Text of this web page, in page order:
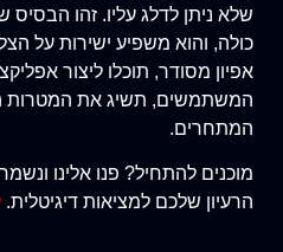
שלא ניתן לדלג עליו. זהו הבסיס
כולה, והוא משפיע ישירות על
אפיון מסודר, תוכלו ליצור
המשתמשים, תשיג את המטרות
המתחרים.
מוכנים להתחיל? פנו אלינו
הרעיון שלכם למציאות דיגיטלית.